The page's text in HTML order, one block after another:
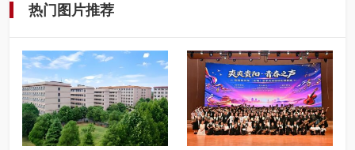
热门图片推荐